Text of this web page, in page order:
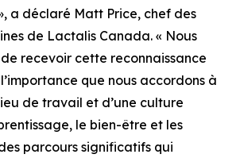
a déclaré Matt Price, chef des
de Lactalis Canada. « Nous
de recevoir cette reconnaissance
que nous accordons à
de travail et d’une culture
le bien-être et les
parcours significatifs qui